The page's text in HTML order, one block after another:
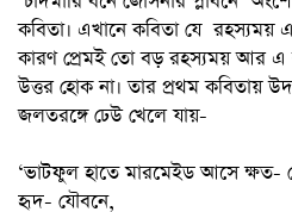
কবিতা। এখানে কবিতা যে রহস্যময়
কারণ প্রেমই তো বড় রহস্যময় আর এ
উত্তর হোক না। তার প্রথম কবিতায়
জলতরঙ্গে ঢেউ খেলে যায়-
‘ভাটফুল হাতে মারমেইড আসে ক্ষত-
হৃদ- যৌবনে,